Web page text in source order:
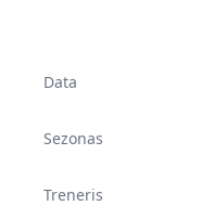
Data
Sezonas
Treneris